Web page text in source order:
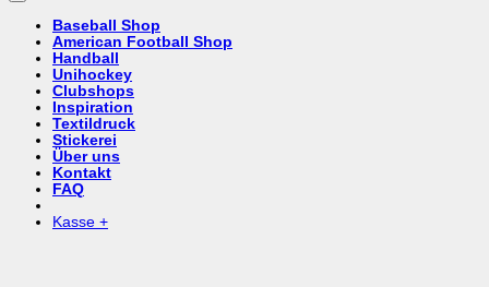
Baseball Shop
American Football Shop
Handball
Unihockey
Clubshops
Inspiration
Textildruck
Stickerei
Über uns
Kontakt
FAQ
Kasse +